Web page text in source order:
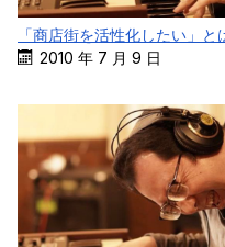
「商店街を活性化したい」
2010 年 7 月 9 日